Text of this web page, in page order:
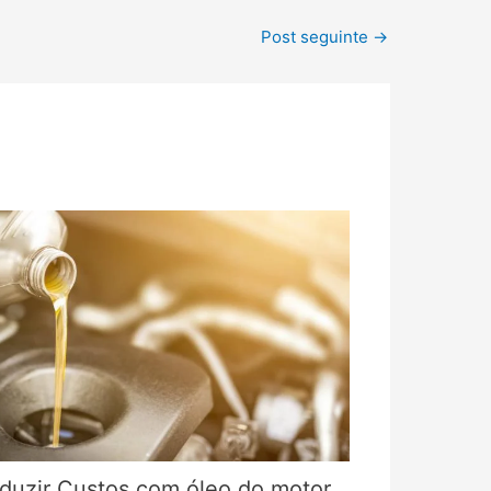
Post seguinte →